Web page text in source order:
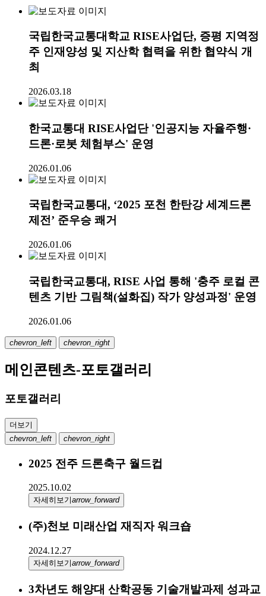
국립한국교통대학교 RISE사업단, 증평 지역정
주 인재양성 및 지산학 협력을 위한 협약식 개
최
2026.03.18
한국교통대 RISE사업단 '인공지능 자율주행·
드론·로봇 체험부스' 운영
2026.01.06
국립한국교통대, ‘2025 포천 한탄강 세계드론
제전’ 준우승 쾌거
2026.01.06
국립한국교통대, RISE 사업 통해 '충주 로컬 콘
텐츠 기반 그림책(설화집) 작가 양성과정' 운영
2026.01.06
chevron_left chevron_right
메인콘텐츠-포토갤러리
포토갤러리
더보기
chevron_left
chevron_right
2025 전주 드론축구 월드컵
2025.10.02
자세히보기arrow_forward
(주)천보 미래산업 재직자 워크숍
2024.12.27
자세히보기arrow_forward
3차년도 해양대 산학공동 기술개발과제 성과교